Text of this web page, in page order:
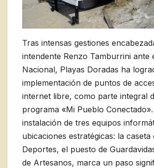
Tras intensas gestiones
intendente Renzo Tamburrini ante
Nacional, Playas Doradas ha
implementación de puntos de
internet libre, como parte integral
programa «Mi Pueblo
instalación de tres equipos
ubicaciones estratégicas: la caseta
Deportes, el puesto de
de Artesanos, marca un paso